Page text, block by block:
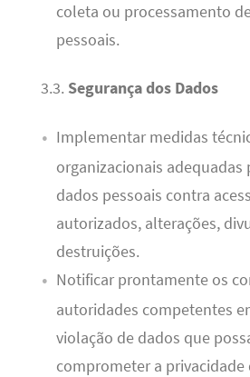
coleta ou processamento
pessoais.
3.3. Segurança dos Dados
Implementar medidas
organizacionais adequadas
dados pessoais contra
autorizados, alterações,
destruições.
Notificar prontamente os
autoridades competentes
violação de dados que
comprometer a privacidade